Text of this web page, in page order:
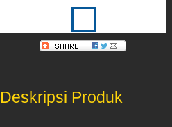
Deskripsi Produk